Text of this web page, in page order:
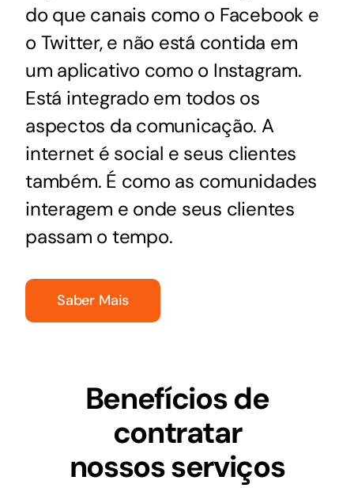
do que canais como o Facebook e
o Twitter, e não está contida em
um aplicativo como o Instagram.
Está integrado em todos os
aspectos da comunicação. A
internet é social e seus clientes
também. É como as comunidades
interagem e onde seus clientes
passam o tempo.
Saber Mais
Benefícios de
contratar
nossos serviços